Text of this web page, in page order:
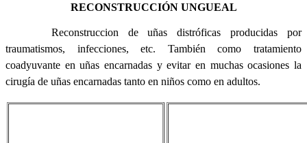
RECONSTRUCCIÓN UNGUEAL
Reconstruccion de uñas distróficas producidas por
traumatismos, infecciones, etc. También como tratamiento
coadyuvante en uñas encarnadas y evitar en muchas ocasiones la
cirugía de uñas encarnadas tanto en niños como en adultos.